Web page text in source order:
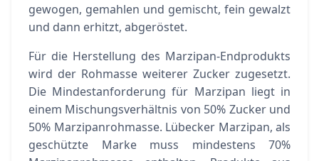
gewogen, gemahlen und gemischt, fein gewalzt
und dann erhitzt, abgeröstet.
Für die Herstellung des Marzipan-Endprodukts
wird der Rohmasse weiterer Zucker zugesetzt.
Die Mindestanforderung für Marzipan liegt in
einem Mischungsverhältnis von 50% Zucker und
50% Marzipanrohmasse. Lübecker Marzipan, als
geschützte Marke muss mindestens 70%